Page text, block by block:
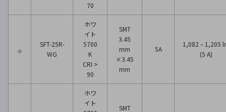
70
SFT-25R-
WG
ホワ
イト
5700
K
CRI >
90
SMT
3.45
mm
×3.45
mm
5A
1,082 – 1,205
(5 A)
ホワ
イト
SMT